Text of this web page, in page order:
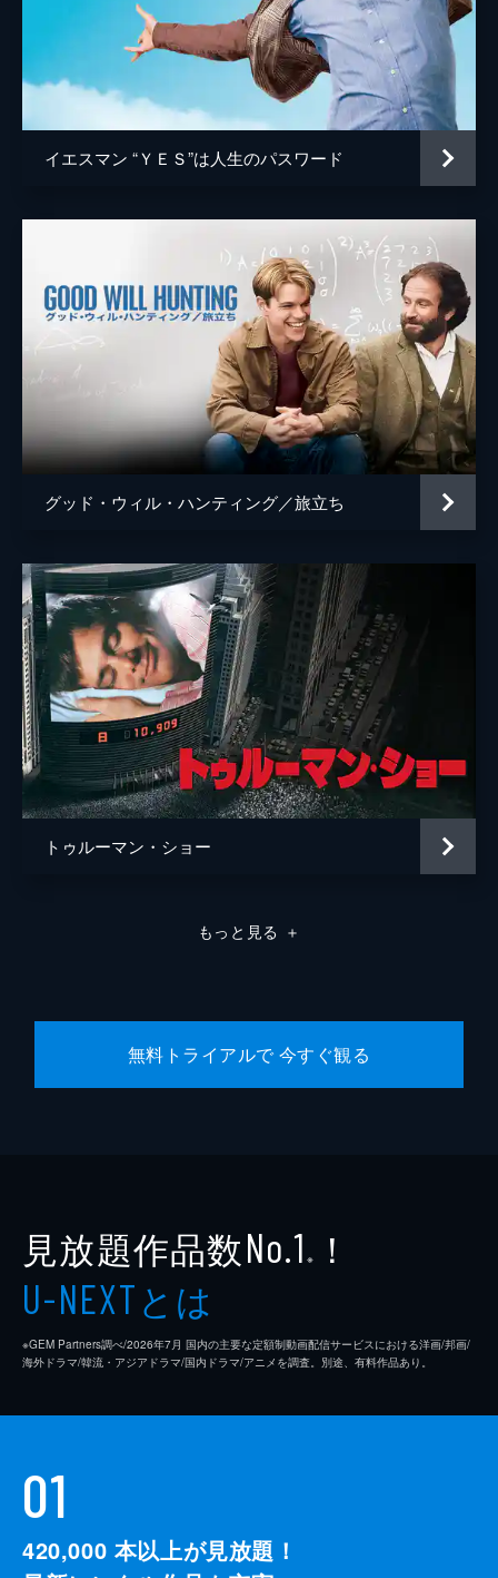
デイモン・ガプトン
ジョシュ・ペンス
トレヴァー・リサウアー
脚本 デイミアン・チャゼル
ジャスティン・ハーウィッツ
製作 フレッド・バーガー
ジョーダン・ホロウィッツ
ゲイリー・ギルバート
マーク・プラット
イエスマン “ＹＥＳ”は人生のパスワード
グッド・ウィル・ハンティング／旅立ち
トゥルーマン・ショー
もっと見る ＋
無料トライアルで 今すぐ観る
見放題作品数No.1 ※ ！
U-NEXTとは
※GEM Partners調べ/2026年7⽉ 国内の主要な定額制動画配信サービスにおける洋画/邦画/
海外ドラマ/韓流・アジアドラマ/国内ドラマ/アニメを調査。別途、有料作品あり。
01
420,000 本以上が見放題！